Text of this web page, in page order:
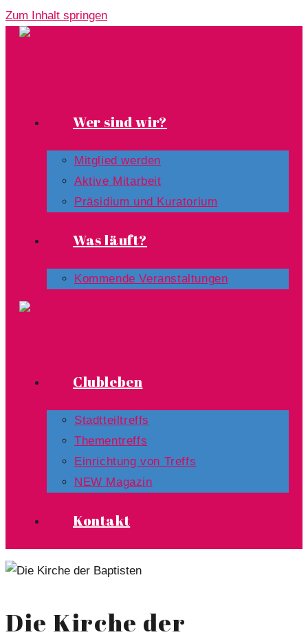
Zum Inhalt springen
Wer sind wir?
Mitglied werden
Aktive Mitarbeit
Präsidium und Kuratorium
Was läuft?
Kommende Veranstaltungen
Clubleben
Stadtteiltreffs
Thementreffs
Einrichtung von Treffs​
NEW Magazin
Kontakt
Die Kirche der